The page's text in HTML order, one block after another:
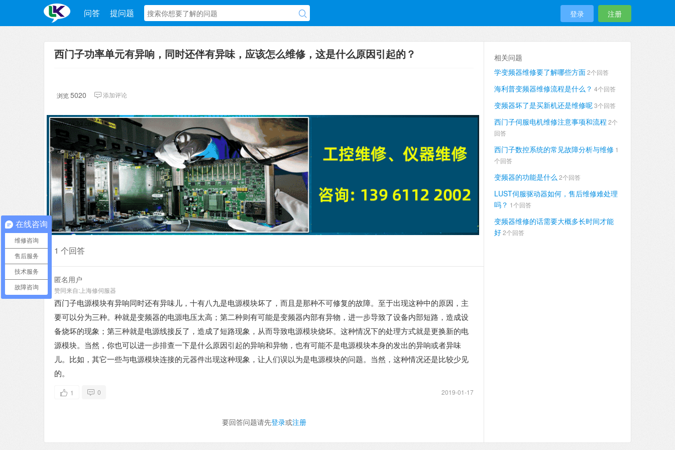
问答 提问题 登录 注册
西门子功率单元有异响，同时还伴有异味，应该怎么维修，这是什么原因引起的？
浏览5020 添加评论
1 个回答
匿名用户
赞同来自: 上海修伺服器
西门子电源模块有异响同时还有异味儿，十有八九是电源模块坏了，而且是那种不可修复的故障。至于出现这种中的原因，主
要可以分为三种。种就是变频器的电源电压太高；第二种则有可能是变频器内部有异物，进一步导致了设备内部短路，造成设
备烧坏的现象；第三种就是电源线接反了，造成了短路现象，从而导致电源模块烧坏。这种情况下的处理方式就是更换新的电
源模块。当然，你也可以进一步排查一下是什么原因引起的异响和异物，也有可能不是电源模块本身的发出的异响或者异味
儿。比如，其它一些与电源模块连接的元器件出现这种现象，让人们误以为是电源模块的问题。当然，这种情况还是比较少见
的。
2019-01-17
1 0
要回答问题请先登录或注册
相关问题
学变频器维修要了解哪些方面2个回答
海利普变频器维修流程是什么？ 4个回答
变频器坏了是买新机还是维修呢3个回答
西门子伺服电机维修注意事项和流程 2个
回答
西门子数控系统的常见故障分析与维修 1
个回答
变频器的功能是什么 2个回答
LUST伺服驱动器如何，售后维修难处理
吗？ 1个回答
变频器维修的话需要大概多长时间才能
好2个回答
在线咨询
维修咨询
售后服务
技术服务
故障咨询